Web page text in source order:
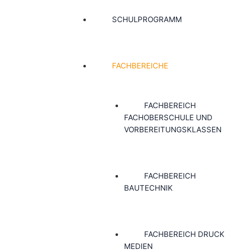
SCHULPROGRAMM
FACHBEREICHE
FACHBEREICH
FACHOBERSCHULE UND
VORBEREITUNGSKLASSEN
FACHBEREICH
BAUTECHNIK
FACHBEREICH DRUCK
MEDIEN